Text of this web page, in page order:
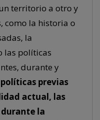
territorio a otro y
como la historia o
la
las políticas
durante y
previas
actual, las
la